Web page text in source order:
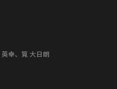
幸、筧 大日朗